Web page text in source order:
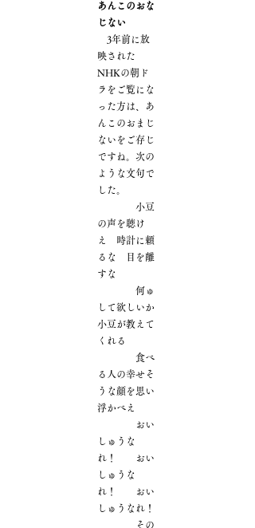
あんこのおな
じない
3年前に放
映された
NHKの朝ド
ラをご覧にな
った方は、あ
んこのおまじ
ないをご存じ
ですね。次の
ような文句で
した。
小豆
の声を聴け
え 時計に頼
るな 目を離
すな
何ゅ
して欲しいか
小豆が教えて
くれる
食べ
る人の幸せそ
うな顔を思い
浮かべえ
おい
しゅうな
れ！ おい
しゅうな
れ！ おい
しゅうなれ！
その